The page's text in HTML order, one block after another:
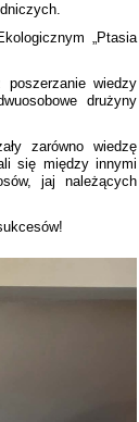
„Ptasia
poszerzanie wiedzy
drużyny
zarówno wiedzę
się między innymi
jaj należących